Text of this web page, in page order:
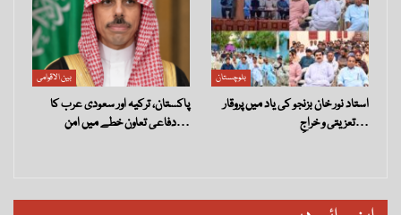
بین الاقوامی
پاکستان، ترکیہ اور سعودی عرب کا
دفاعی تعاون خطے میں امن…
بلوچستان
استاد نور خان بزنجو کی یاد میں پروقار
تعزیتی و خراجِ…